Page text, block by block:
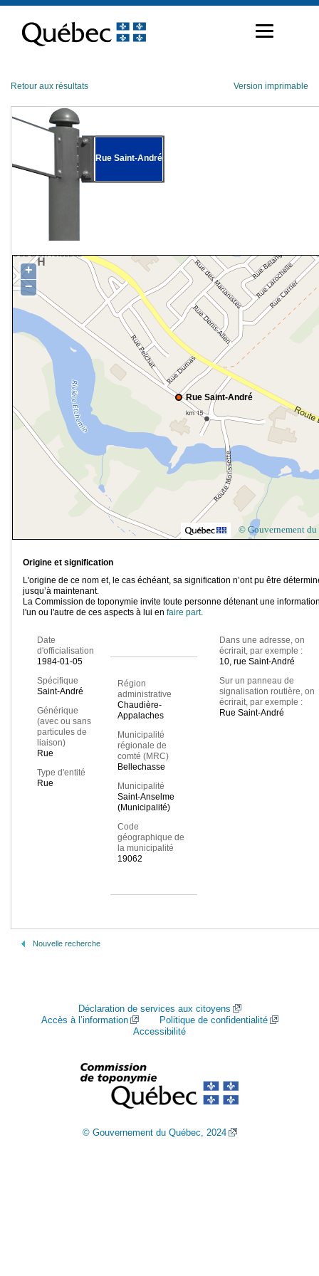
contenu
Retour aux résultats Version imprimable
Rue Saint-André
Rue Saint-André
+
−
© Gouvernement du
Origine et signification
L'origine de ce nom et, le cas échéant, sa signification n’ont pu être
jusqu’à maintenant.
La Commission de toponymie invite toute personne détenant une
l'un ou l'autre de ces aspects à lui en faire part.
Date
d'officialisation
1984-01-05
Spécifique
Saint-André
Générique
(avec ou sans
particules de
liaison)
Rue
Type d'entité
Rue
Région
administrative
Chaudière-
Appalaches
Municipalité
régionale de
comté (MRC)
Bellechasse
Municipalité
Saint-Anselme
(Municipalité)
Code
géographique de
la municipalité
19062
Dans une adresse, on
écrirait, par exemple :
10, rue Saint-André
Sur un panneau de
signalisation routière, on
écrirait, par exemple :
Rue Saint-André
Nouvelle recherche
Déclaration de services aux citoyens
Accès à l’information
Politique de confidentialité
Accessibilité
© Gouvernement du Québec, 2024